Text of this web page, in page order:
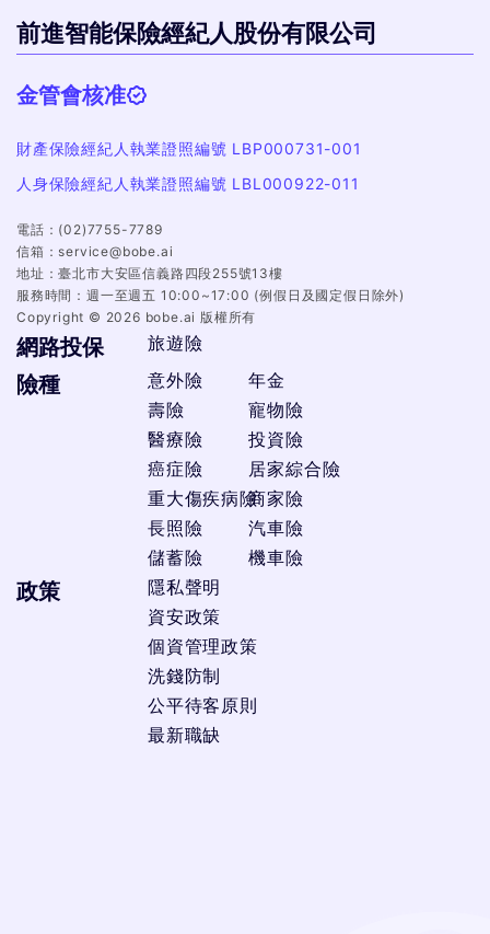
前進智能保險經紀人股份有限公司
金管會核准
財產保險經紀人執業證照編號 LBP000731-001
人身保險經紀人執業證照編號 LBL000922-011
電話： (02)7755-7789
信箱： service@bobe.ai
地址：臺北市大安區信義路四段255號13樓
服務時間： 週一至週五 10:00~17:00 (例假日及國定假日除外)
Copyright © 2026 bobe.ai 版權所有
網路投保 旅遊險
險種
意外險
壽險
醫療險
癌症險
重大傷疾病險
長照險
儲蓄險
年金
寵物險
投資險
居家綜合險
商家險
汽車險
機車險
政策
隱私聲明
資安政策
個資管理政策
洗錢防制
公平待客原則
最新職缺